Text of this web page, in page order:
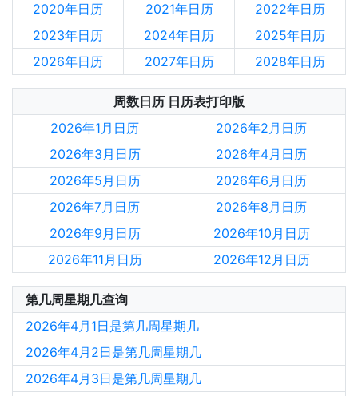
2020年日历
2021年日历
2022年日历
2023年日历
2024年日历
2025年日历
2026年日历
2027年日历 2028年日历
周数日历 日历表打印版
2026年1月日历
2026年2月日历
2026年3月日历
2026年4月日历
2026年5月日历
2026年6月日历
2026年7月日历
2026年8月日历
2026年9月日历
2026年10月日历
2026年11月日历
2026年12月日历
第几周星期几查询
2026年4月1日是第几周星期几
2026年4月2日是第几周星期几
2026年4月3日是第几周星期几